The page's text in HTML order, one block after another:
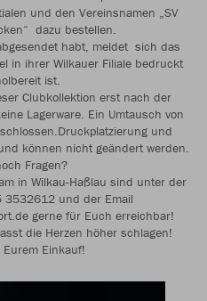
und den Vereinsnamen „SV
dazu bestellen.
habt, meldet sich das
in ihrer Wilkauer Filiale bedruckt
ist.
Clubkollektion erst nach der
Lagerware. Ein Umtausch von
und
können nicht geändert werden.
Fragen?
in Wilkau-Haßlau sind unter der
und der Email
gerne für Euch erreichbar!
die Herzen höher schlagen!
Einkauf!